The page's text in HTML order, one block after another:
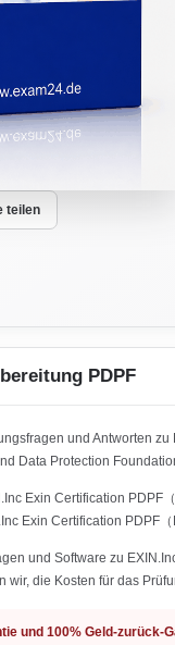
teilen
PDPF
und Antworten
Data Protection
Exin Certification
Exin Certification PDPF
und Software zu
wir, die Kosten für das
und 100% Geld-zurück-